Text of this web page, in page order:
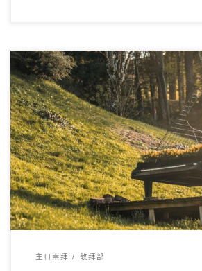
請按下圖 順序播放，或往下方按小圖選
現問題，請按此 ↻ 刷新頁面。 或 […]
主日崇拜 敬拜部